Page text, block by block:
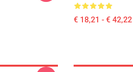
€ 18,21 - € 42,22